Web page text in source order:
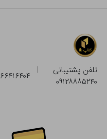
تلفن پشتیبانی
۰۹۱۲۸۸۸۵۲۴۰
۶۶۴۱۶۴۰۴